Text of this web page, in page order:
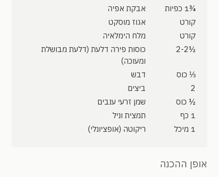
¾1 כפיות
אבקת אפיה
קורט
אגוז מוסקט
קורט
מלח הימלאיה
½2-2
כוסות פירה דלעת (דלעת מבושלת
ומעוכה)
⅓ כוס
דבש
2
ביצים
½ כוס
שמן זרעי ענבים
1 כף
תמצית וניל
1 מיכל
ריקוטה (אופציונלי)
אופן ההכנה